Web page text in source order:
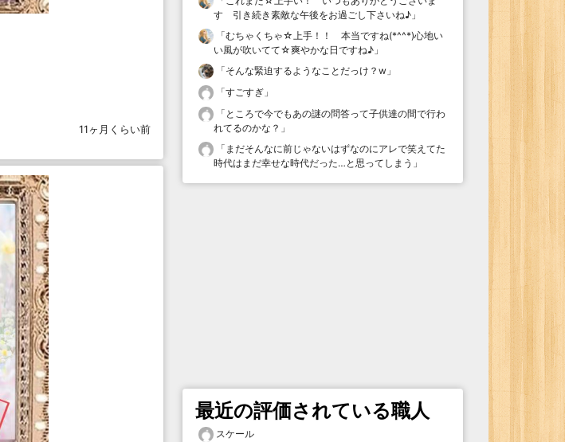
11ヶ月くらい前
す 引き続き素敵な午後をお過ごし下さいね♪ 」
「むちゃくちゃ☆上手！！ 本当ですね(*^^*)心地い
い風が吹いてて☆爽やかな日ですね♪ 」
「そんな緊迫するようなことだっけ？w 」
「すごすぎ 」
「 ところで今でもあの謎の問答って子供達の間で行わ
れてるのかな？ 」
「 まだそんなに前じゃないはずなのにアレで笑えてた
時代はまだ幸せな時代だった…と思ってしまう 」
最近の評価されている職人
スケール